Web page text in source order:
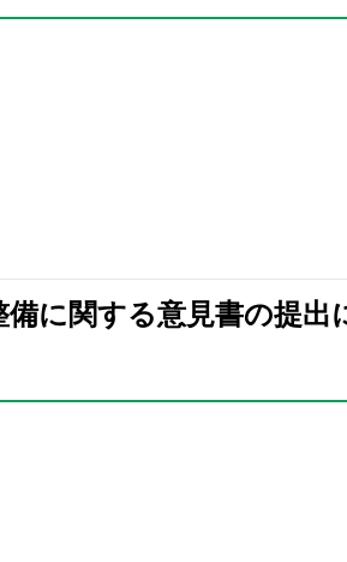
に関する意見書の提出